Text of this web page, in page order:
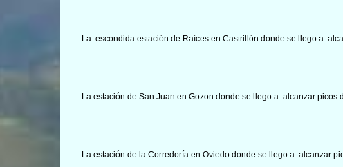
– La escondida estación de Raíces en Castrillón donde se llego a
– La estación de San Juan en Gozon donde se llego a alcanzar picos
– La estación de la Corredoría en Oviedo donde se llego a alcanzar